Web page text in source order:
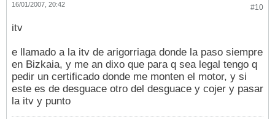
#10
16/01/2007, 20:42
itv
e llamado a la itv de arigorriaga donde la paso siempre
en Bizkaia, y me an dixo que para q sea legal tengo q
pedir un certificado donde me monten el motor, y si
este es de desguace otro del desguace y cojer y pasar
la itv y punto